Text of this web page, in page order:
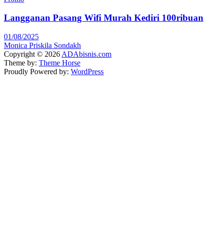
Langganan Pasang Wifi Murah Kediri 100ribuan
01/08/2025
Monica Priskila Sondakh
Copyright © 2026 ADAbisnis.com
Theme by: Theme Horse
Proudly Powered by: WordPress